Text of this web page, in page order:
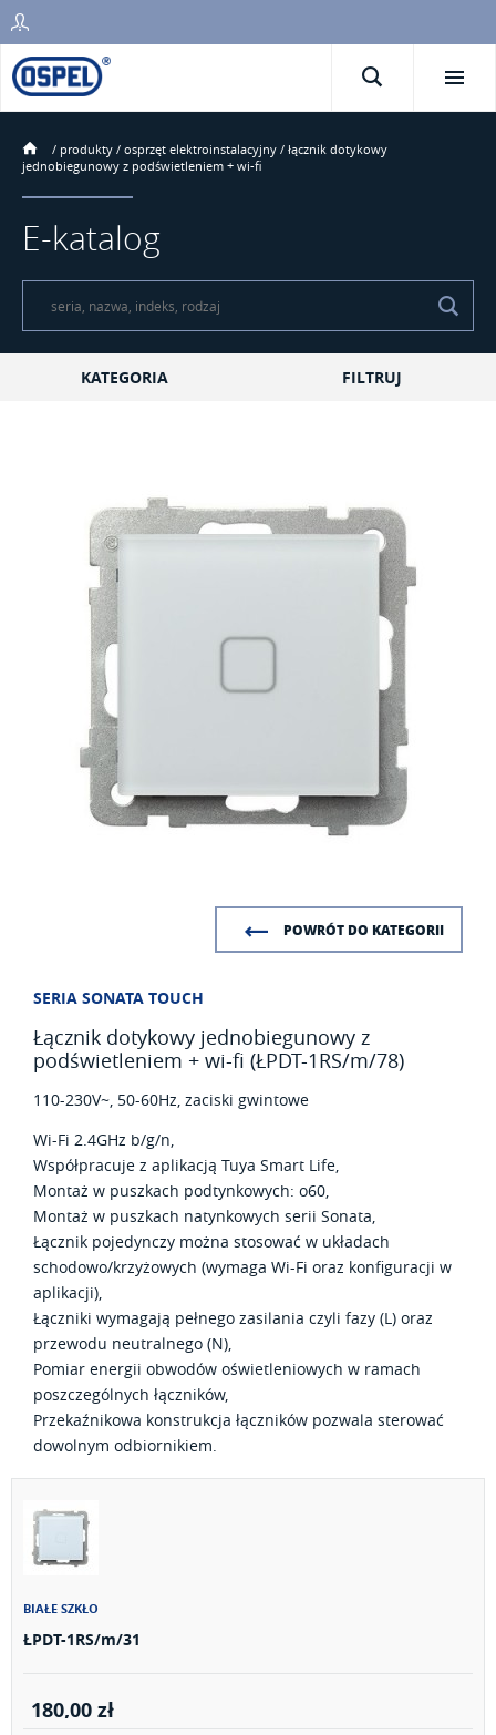
/ produkty / osprzęt elektroinstalacyjny / łącznik dotykowy
jednobiegunowy z podświetleniem + wi-fi
E-katalog
KATEGORIA FILTRUJ
POWRÓT DO KATEGORII
SERIA SONATA TOUCH
Łącznik dotykowy jednobiegunowy z
podświetleniem + wi-fi (ŁPDT-1RS/m/78)
110-230V~, 50-60Hz, zaciski gwintowe
Wi-Fi 2.4GHz b/g/n,
Współpracuje z aplikacją Tuya Smart Life,
Montaż w puszkach podtynkowych: o60,
Montaż w puszkach natynkowych serii Sonata,
Łącznik pojedynczy można stosować w układach
schodowo/krzyżowych (wymaga Wi-Fi oraz konfiguracji w
aplikacji),
Łączniki wymagają pełnego zasilania czyli fazy (L) oraz
przewodu neutralnego (N),
Pomiar energii obwodów oświetleniowych w ramach
poszczególnych łączników,
Przekaźnikowa konstrukcja łączników pozwala sterować
dowolnym odbiornikiem.
BIAŁE SZKŁO
ŁPDT-1RS/m/31
180,00 zł